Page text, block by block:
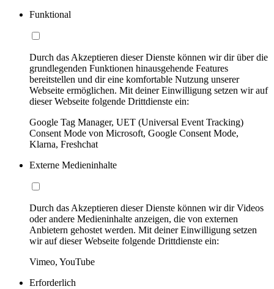
Funktional
Durch das Akzeptieren dieser Dienste können wir dir über die
grundlegenden Funktionen hinausgehende Features
bereitstellen und dir eine komfortable Nutzung unserer
Webseite ermöglichen. Mit deiner Einwilligung setzen wir auf
dieser Webseite folgende Drittdienste ein:
Google Tag Manager, UET (Universal Event Tracking)
Consent Mode von Microsoft, Google Consent Mode,
Klarna, Freshchat
Externe Medieninhalte
Durch das Akzeptieren dieser Dienste können wir dir Videos
oder andere Medieninhalte anzeigen, die von externen
Anbietern gehostet werden. Mit deiner Einwilligung setzen
wir auf dieser Webseite folgende Drittdienste ein:
Vimeo, YouTube
Erforderlich